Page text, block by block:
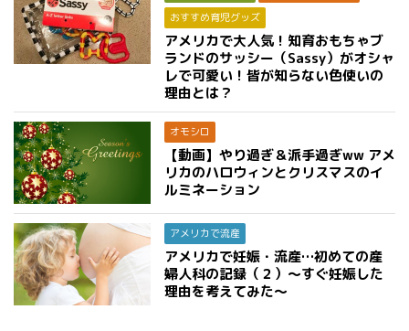
おすすめ育児グッズ
アメリカで大人気！知育おもちゃブ
ランドのサッシー（Sassy）がオシャ
レで可愛い！皆が知らない色使いの
理由とは？
オモシロ
【動画】やり過ぎ＆派手過ぎww アメ
リカのハロウィンとクリスマスのイ
ルミネーション
アメリカで流産
アメリカで妊娠・流産…初めての産
婦人科の記録（２）〜すぐ妊娠した
理由を考えてみた〜